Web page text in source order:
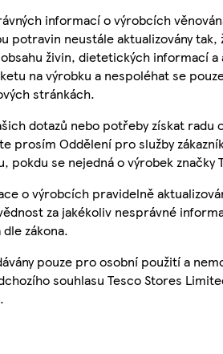
informací o výrobcích
potravin neustále aktualizovány tak,
živin, dietetických informací a
na výrobku a nespoléhat se
stránkách.
dotazů nebo potřeby získat radu
prosím Oddělení pro služby
pokdu se nejedná o výrobek značky
o výrobcích pravidelně
za jakékoliv nesprávné
zákona.
pouze pro osobní použití a
souhlasu Tesco Stores